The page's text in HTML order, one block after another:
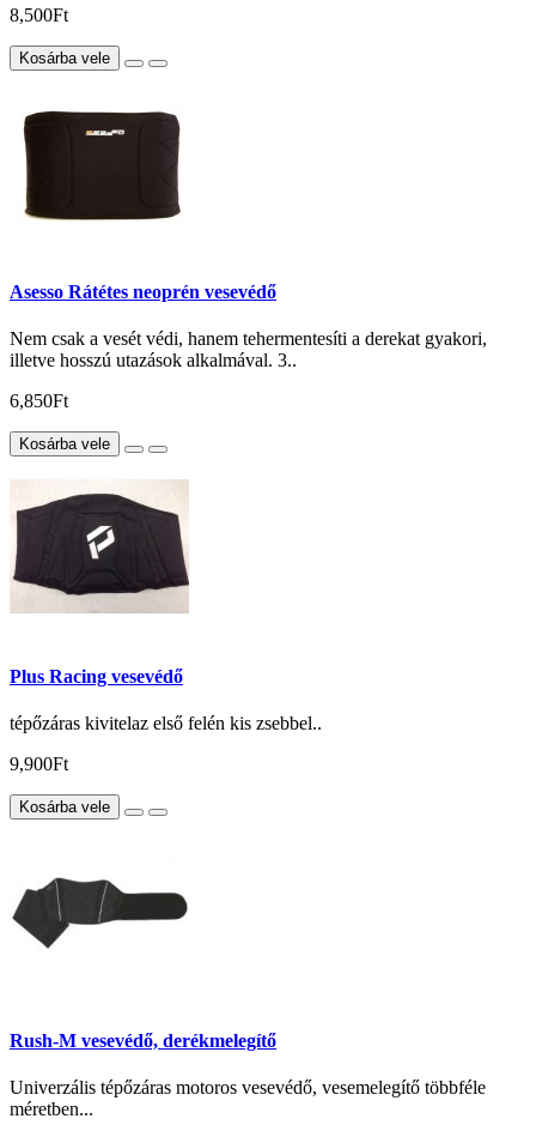
8,500Ft
Kosárba vele
Asesso Rátétes neoprén vesevédő
Nem csak a vesét védi, hanem tehermentesíti a derekat gyakori,
illetve hosszú utazások alkalmával. 3..
6,850Ft
Kosárba vele
Plus Racing vesevédő
tépőzáras kivitelaz első felén kis zsebbel..
9,900Ft
Kosárba vele
Rush-M vesevédő, derékmelegítő
Univerzális tépőzáras motoros vesevédő, vesemelegítő többféle
méretben...